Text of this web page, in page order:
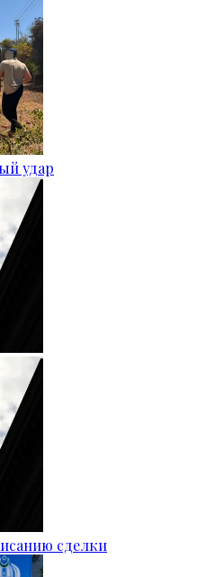
удар
сделки